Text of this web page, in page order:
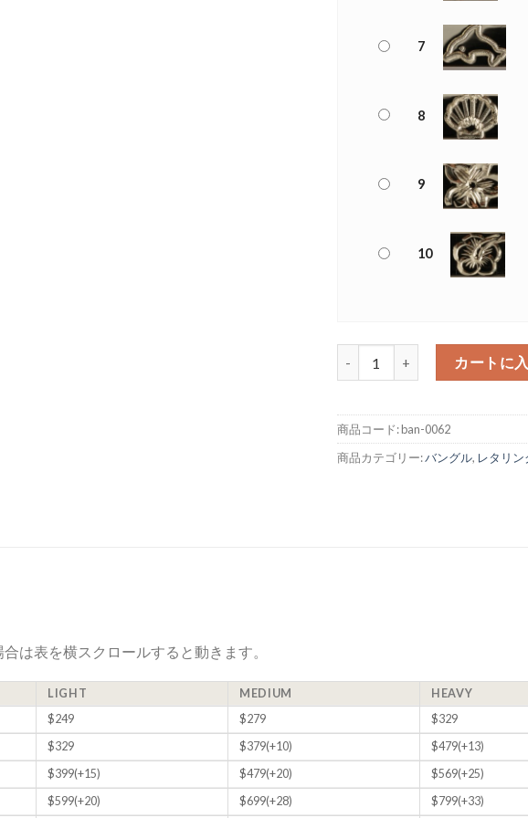
7
8
9
10
レタリング エナメル ノーマルバ
カートに
商品コード:ban-0062
商品カテゴリー:バングル, レタリン
は表を横スクロールすると動きます。
LIGHT MEDIUM HEAVY
$249 $279 $329
$329 $379(+10) $479(+13)
$399(+15) $479(+20) $569(+25)
$599(+20) $699(+28) $799(+33)